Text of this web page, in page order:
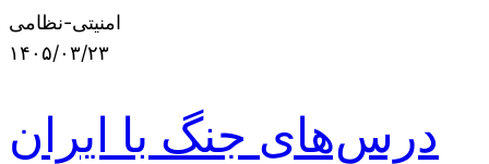
امنیتی-نظامی
۱۴۰۵/۰۳/۲۳
درس‌های جنگ با ایران